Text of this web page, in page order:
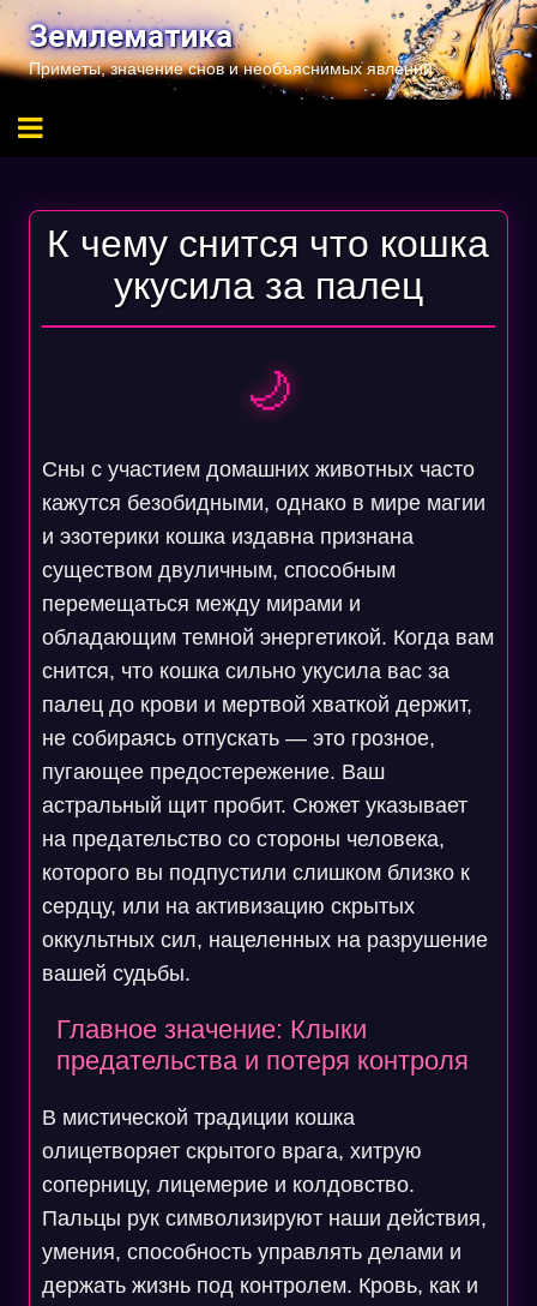
Перейти
содержимому
Землематика
Приметы, значение снов и необъяснимых явлений
К чему снится что кошка
укусила за палец
🌙
Сны с участием домашних животных часто
кажутся безобидными, однако в мире магии
и эзотерики кошка издавна признана
существом двуличным, способным
перемещаться между мирами и
обладающим темной энергетикой. Когда вам
снится, что кошка сильно укусила вас за
палец до крови и мертвой хваткой держит,
не собираясь отпускать — это грозное,
пугающее предостережение. Ваш
астральный щит пробит. Сюжет указывает
на предательство со стороны человека,
которого вы подпустили слишком близко к
сердцу, или на активизацию скрытых
оккультных сил, нацеленных на разрушение
вашей судьбы.
Главное значение: Клыки
предательства и потеря контроля
В мистической традиции кошка
олицетворяет скрытого врага, хитрую
соперницу, лицемерие и колдовство.
Пальцы рук символизируют наши действия,
умения, способность управлять делами и
держать жизнь под контролем. Кровь, как и